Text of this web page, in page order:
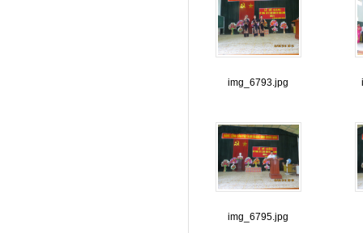
img_6793.jpg
img_6795.jpg